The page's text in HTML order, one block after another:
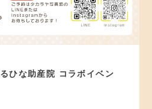
ひな助産院 コラボイベン